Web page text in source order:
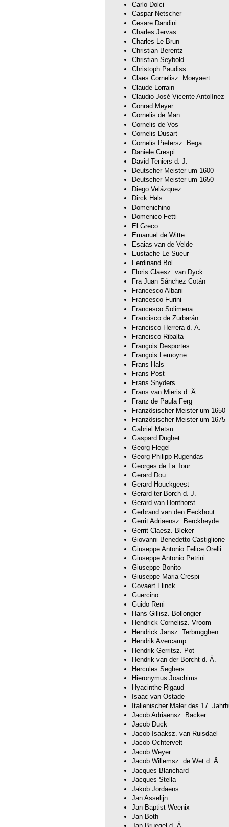
Carlo Dolci
Caspar Netscher
Cesare Dandini
Charles Jervas
Charles Le Brun
Christian Berentz
Christian Seybold
Christoph Paudiss
Claes Cornelisz. Moeyaert
Claude Lorrain
Claudio José Vicente Antolínez
Conrad Meyer
Cornelis de Man
Cornelis de Vos
Cornelis Dusart
Cornelis Pietersz. Bega
Daniele Crespi
David Teniers d. J.
Deutscher Meister um 1600
Deutscher Meister um 1650
Diego Velázquez
Dirck Hals
Domenichino
Domenico Fetti
El Greco
Emanuel de Witte
Esaias van de Velde
Eustache Le Sueur
Ferdinand Bol
Floris Claesz. van Dyck
Fra Juan Sánchez Cotán
Francesco Albani
Francesco Furini
Francesco Solimena
Francisco de Zurbarán
Francisco Herrera d. Ä.
Francisco Ribalta
François Desportes
François Lemoyne
Frans Hals
Frans Post
Frans Snyders
Frans van Mieris d. Ä.
Franz de Paula Ferg
Französischer Meister um 1650
Französischer Meister um 1675
Gabriel Metsu
Gaspard Dughet
Georg Flegel
Georg Philipp Rugendas
Georges de La Tour
Gerard Dou
Gerard Houckgeest
Gerard ter Borch d. J.
Gerard van Honthorst
Gerbrand van den Eeckhout
Gerrit Adriaensz. Berckheyde
Gerrit Claesz. Bleker
Giovanni Benedetto Castiglione
Giuseppe Antonio Felice Orelli
Giuseppe Antonio Petrini
Giuseppe Bonito
Giuseppe Maria Crespi
Govaert Flinck
Guercino
Guido Reni
Hans Gillisz. Bollongier
Hendrick Cornelisz. Vroom
Hendrick Jansz. Terbrugghen
Hendrik Avercamp
Hendrik Gerritsz. Pot
Hendrik van der Borcht d. Ä.
Hercules Seghers
Hieronymus Joachims
Hyacinthe Rigaud
Isaac van Ostade
Italienischer Maler des 17.
Jacob Adriaensz. Backer
Jacob Duck
Jacob Isaaksz. van Ruisdael
Jacob Ochtervelt
Jacob Weyer
Jacob Willemsz. de Wet d. Ä.
Jacques Blanchard
Jacques Stella
Jakob Jordaens
Jan Asselijn
Jan Baptist Weenix
Jan Both